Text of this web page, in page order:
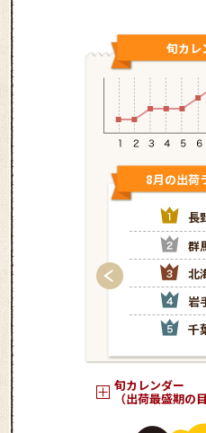
旬カレ
8月の出荷
長
群
北
岩
千
旬カレンダー
（出荷最盛期の